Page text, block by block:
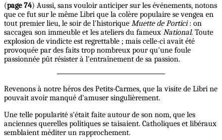
(page 74) Aussi, sans vouloir anticiper sur les événements, notons
que ce fut sur le même Libri que la colère populaire se vengea en
tout premier lieu, le soir de l'historique Muette de Portici: on
saccagea son immeuble et les ateliers du fameux National. Toute
explosion de vindicte est regrettable ; mais celle-ci avait été
provoquée par des faits trop nombreux pour qu'une foule
passionnée pût résister à l'entraînement de sa passion.
Revenons à notre héros des Petits-Carmes, que la visite de Libri ne
pouvait avoir manqué d'amuser singulièrement.
Une telle popularité s'était faite autour de son nom, que les
anciennes querelles politiques se taisaient. Catholiques et libéraux
semblaient méditer un rapprochement.